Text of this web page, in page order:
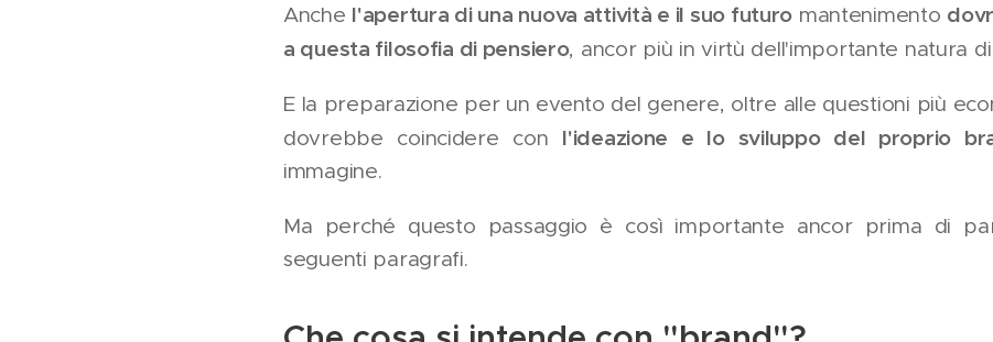
Anche l'apertura di una nuova attività e il suo futuro mantenimento
a questa filosofia di pensiero, ancor più in virtù dell'importante natura
E la preparazione per un evento del genere, oltre alle questioni più
dovrebbe coincidere con l'ideazione e lo sviluppo del proprio
immagine.
Ma perché questo passaggio è così importante ancor prima di
seguenti paragrafi.